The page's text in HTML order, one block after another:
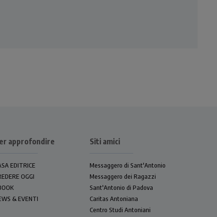
approfondire
EDITRICE
OGGI
& EVENTI
Siti amici
Messaggero di Sant'Antonio
Messaggero dei Ragazzi
Sant'Antonio di Padova
Caritas Antoniana
Centro Studi Antoniani